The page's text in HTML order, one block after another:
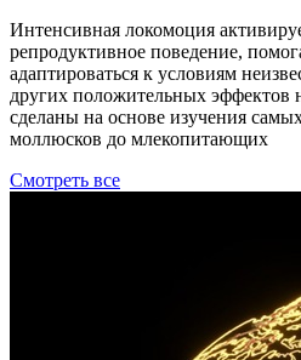
Интенсивная локомоция
репродуктивное поведение,
адаптироваться к условиям
других положительных
сделаны на основе изучения
моллюсков до млекопитающих
Смотреть все